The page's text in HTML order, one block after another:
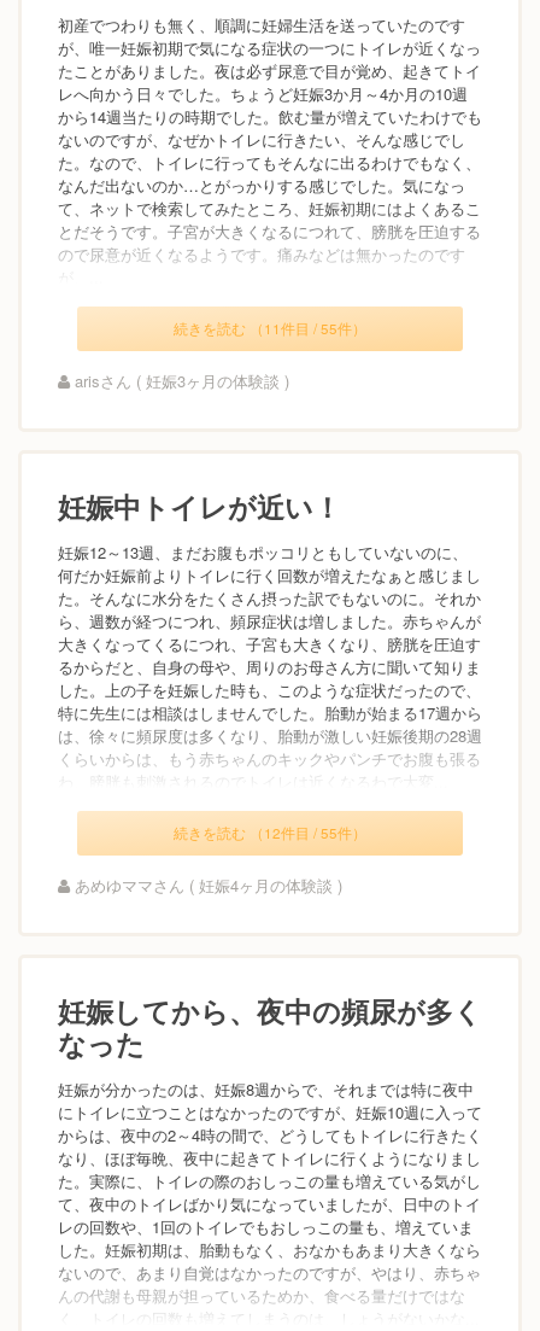
初産でつわりも無く、順調に妊婦生活を送っていたのです
が、唯一妊娠初期で気になる症状の一つにトイレが近くなっ
たことがありました。夜は必ず尿意で目が覚め、起きてトイ
レへ向かう日々でした。ちょうど妊娠3か月～4か月の10週
から14週当たりの時期でした。飲む量が増えていたわけでも
ないのですが、なぜかトイレに行きたい、そんな感じでし
た。なので、トイレに行ってもそんなに出るわけでもなく、
なんだ出ないのか…とがっかりする感じでした。気になっ
て、ネットで検索してみたところ、妊娠初期にはよくあるこ
とだそうです。子宮が大きくなるにつれて、膀胱を圧迫する
ので尿意が近くなるようです。痛みなどは無かったのです
続きを読む （11件目 / 55件）
arisさん ( 妊娠3ヶ月の体験談 )
妊娠中トイレが近い！
妊娠12～13週、まだお腹もポッコリともしていないのに、
何だか妊娠前よりトイレに行く回数が増えたなぁと感じまし
た。そんなに水分をたくさん摂った訳でもないのに。それか
ら、週数が経つにつれ、頻尿症状は増しました。赤ちゃんが
大きくなってくるにつれ、子宮も大きくなり、膀胱を圧迫す
るからだと、自身の母や、周りのお母さん方に聞いて知りま
した。上の子を妊娠した時も、このような症状だったので、
特に先生には相談はしませんでした。胎動が始まる17週から
は、徐々に頻尿度は多くなり、胎動が激しい妊娠後期の28週
くらいからは、もう赤ちゃんのキックやパンチでお腹も張る
わ、膀胱も刺激されるのでトイレは近くなるわで大変...
続きを読む （12件目 / 55件）
あめゆママさん ( 妊娠4ヶ月の体験談 )
妊娠してから、夜中の頻尿が多く
なった
妊娠が分かったのは、妊娠8週からで、それまでは特に夜中
にトイレに立つことはなかったのですが、妊娠10週に入って
からは、夜中の2～4時の間で、どうしてもトイレに行きたく
なり、ほぼ毎晩、夜中に起きてトイレに行くようになりまし
た。実際に、トイレの際のおしっこの量も増えている気がし
て、夜中のトイレばかり気になっていましたが、日中のトイ
レの回数や、1回のトイレでもおしっこの量も、増えていま
した。妊娠初期は、胎動もなく、おなかもあまり大きくなら
ないので、あまり自覚はなかったのですが、やはり、赤ちゃ
んの代謝も母親が担っているためか、食べる量だけではな
く、トイレの回数も増えてしまうのは、しょうがないかな...